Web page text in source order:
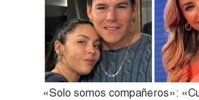
«Solo somos compañeros»: